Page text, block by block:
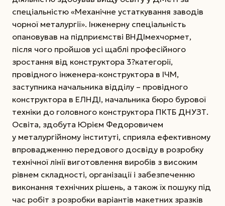
спеціальністю «Механічне устаткування заводів
чорної металургії». Інженерну спеціальність
опановував на підприємстві ВНДІмехчормет,
після чого пройшов усі щаблі професійного
зростання від конструктора 3?категорії,
провідного інженера-конструктора в ІЧМ,
заступника начальника відділу – провідного
конструктора в ЕЛНДІ, начальника бюро бурової
техніки до головного конструктора ПКТБ ДНУЗТ.
Освіта, здобута Юрієм Федоровичем
у металургійному інституті, сприяла ефективному
впровадженню передового досвіду в розробку
технічної лінії виготовлення виробів з високим
рівнем складності, організації і забезпеченню
виконання технічних рішень, а також їх пошуку під
час робіт з розробки варіантів макетних зразків